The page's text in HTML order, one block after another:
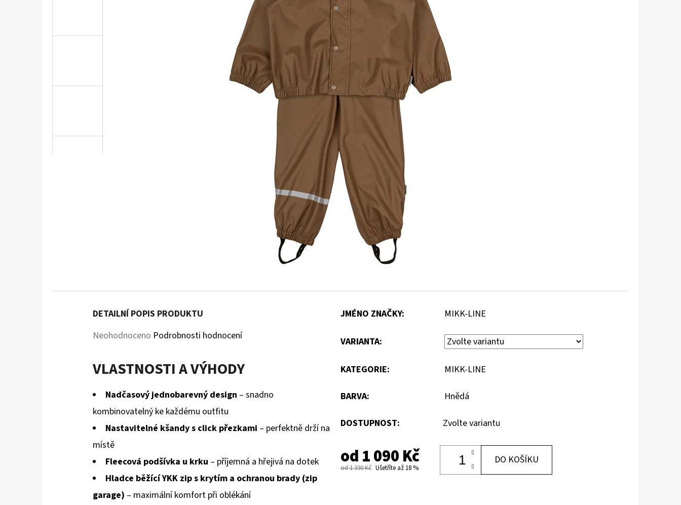
DETAILNÍ POPIS PRODUKTU
Průměrné
produktu
z
hvězdiček.
Neohodnoceno Podrobnosti hodnocení
VLASTNOSTI A VÝHODY
Nadčasový jednobarevný design – snadno
kombinovatelný ke každému outfitu
Nastavitelné kšandy s click přezkami – perfektně drží na
místě
Fleecová podšívka u krku – příjemná a hřejivá na dotek
Hladce běžící YKK zip s krytím a ochranou brady (zip
garage) – maximální komfort při oblékání
JMÉNO ZNAČKY: MIKK-LINE
VARIANTA:
KATEGORIE: MIKK-LINE
BARVA: Hnědá
DOSTUPNOST: Zvolte variantu
od1 090 Kč
od 1 330 Kč Ušetříte až 18 %
DO KOŠÍKU